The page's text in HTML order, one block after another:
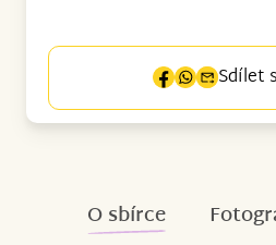
Sdílet
O sbírce